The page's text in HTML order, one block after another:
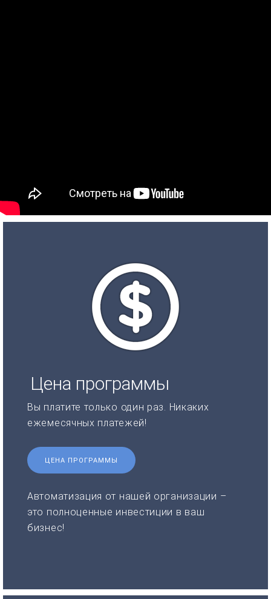
Цена программы
Вы платите только один раз. Никаких
ежемесячных платежей!
ЦЕНА ПРОГРАММЫ
Автоматизация от нашей организации –
это полноценные инвестиции в ваш
бизнес!